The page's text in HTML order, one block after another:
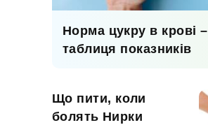
Норма цукру в крові –
таблиця показників
Що пити, коли
болять Нирки